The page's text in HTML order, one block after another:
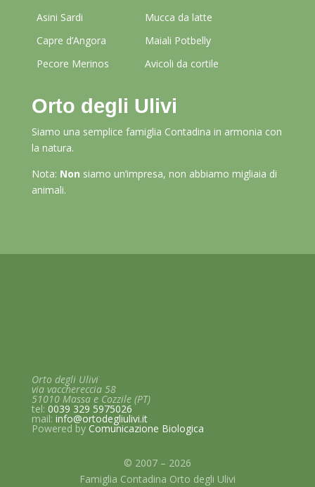
Asini Sardi
Capre d’Angora
Pecore Merinos
Mucca da latte
Maiali Potbelly
Avicoli da cortile
Orto degli Ulivi
Siamo una semplice famiglia Contadina in armonia con
la natura.
Nota: Non siamo un’impresa, non abbiamo migliaia di
animali.
Orto degli Ulivi
via vacchereccia 58
51010 Massa e Cozzile (PT)
tel: 0039 329 5975026
mail: info@ortodegliulivi.it
Powered by Comunicazione Biologica
© 2007 – 2026
Famiglia Contadina Orto degli Ulivi